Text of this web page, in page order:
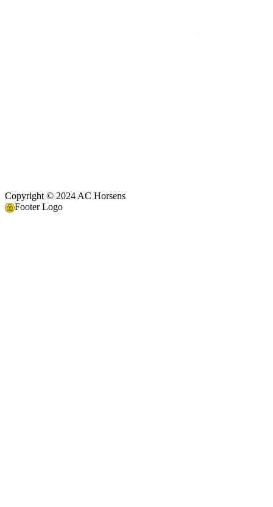
Copyright © 2024 AC Horsens
Footer Logo